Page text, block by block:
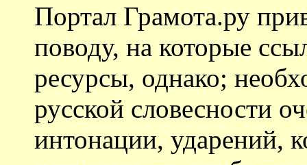
Портал Грамота.ру
поводу, на которые
ресурсы, однако;
русской словесности
интонации, ударений,